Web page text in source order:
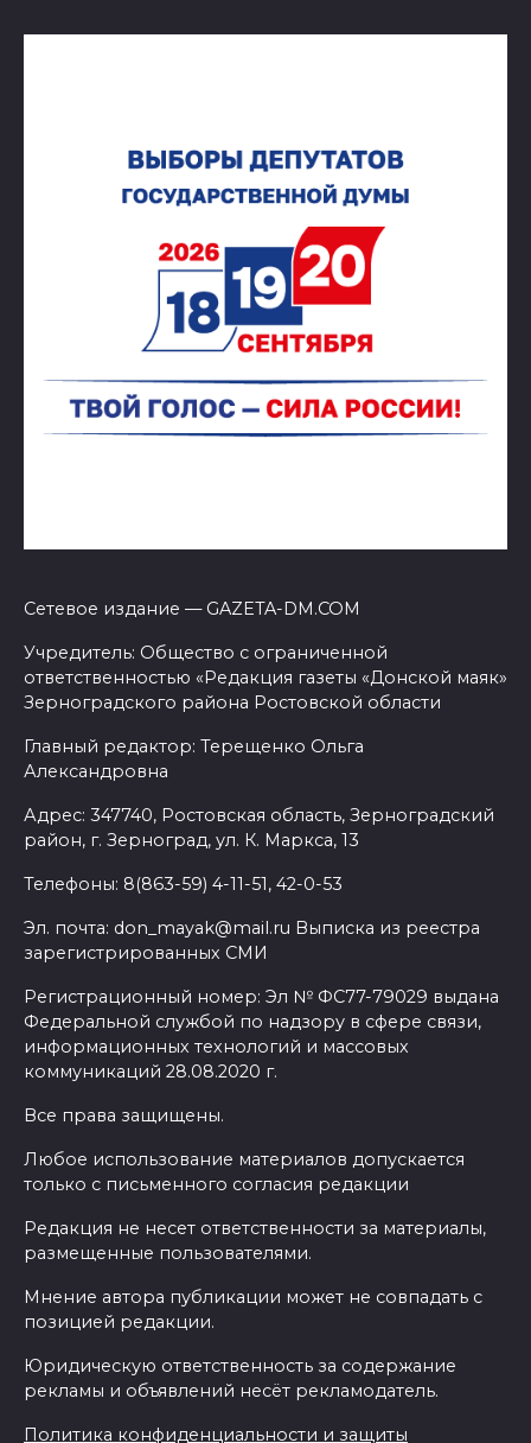
Сетевое издание — GAZETA-DM.COM
Учредитель: Общество с ограниченной
ответственностью «Редакция газеты «Донской маяк»
Зерноградского района Ростовской области
Главный редактор: Терещенко Ольга
Александровна
Адрес: 347740, Ростовская область, Зерноградский
район, г. Зерноград, ул. К. Маркса, 13
Телефоны: 8(863-59) 4-11-51, 42-0-53
Эл. почта: don_mayak@mail.ru Выписка из реестра
зарегистрированных СМИ
Регистрационный номер: Эл № ФС77-79029 выдана
Федеральной службой по надзору в сфере связи,
информационных технологий и массовых
коммуникаций 28.08.2020 г.
Все права защищены.
Любое использование материалов допускается
только с письменного согласия редакции
Редакция не несет ответственности за материалы,
размещенные пользователями.
Мнение автора публикации может не совпадать с
позицией редакции.
Юридическую ответственность за содержание
рекламы и объявлений несёт рекламодатель.
Политика конфиденциальности и защиты